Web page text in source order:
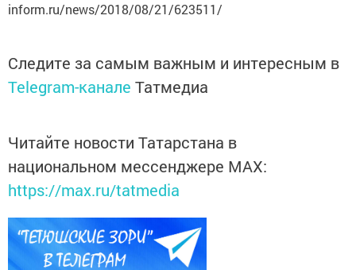
inform.ru/news/2018/08/21/623511/
Следите за самым важным и интересным в
Telegram-канале Татмедиа
Читайте новости Татарстана в
национальном мессенджере MАХ:
https://max.ru/tatmedia